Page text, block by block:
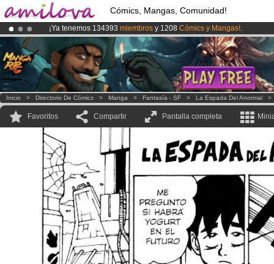
Cómics, Mangas, Comunidad!
¡Ya tenemos 134393 miembros y 1208 Cómics y Mangas!.
¡Conviertete en Premium por3.95 eurosal mes!Hazte Premium ya
El Kickstarter Amilova está desormado lanzado!.
Inicio > Directorio De Cómics > Manga > Fantasía - SF > La Espada Del Anormal
Favoritos Compartir Pantalla completa